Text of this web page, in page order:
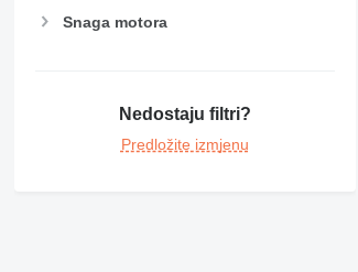
Snaga motora
Nedostaju filtri?
Predložite izmjenu